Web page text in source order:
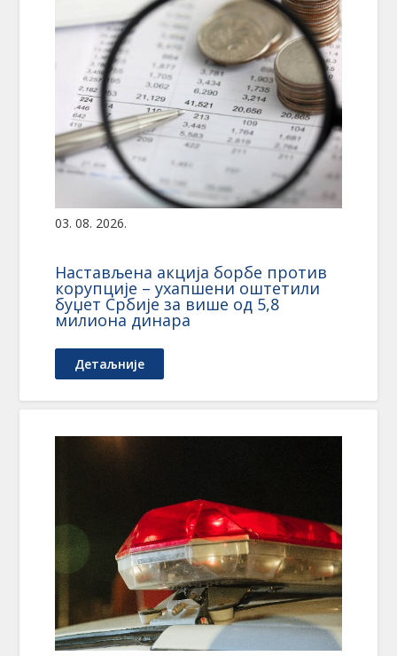
03. 08. 2026.
Настављена акција борбе против
корупције – ухапшени оштетили
буџет Србије за више од 5,8
милиона динара
Детаљније